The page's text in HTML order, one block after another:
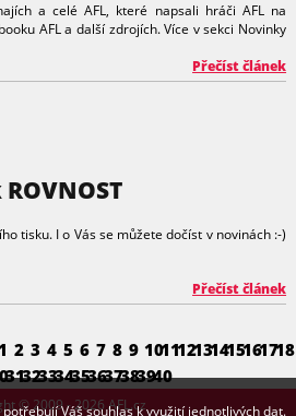
potřebují Váš souhlas k využití jednotlivých dat.
a celé AFL, které napsali hráči AFL na
AFL a další zdrojích. Více v sekci Novinky
Přečíst článek
tisku. I o Vás se můžete dočíst v novinách :-)
Přečíst článek
2 3 4 5 6 7 8 9 101112131415161718
31323334353637383940
© 2009 - 2026 AFL.cz